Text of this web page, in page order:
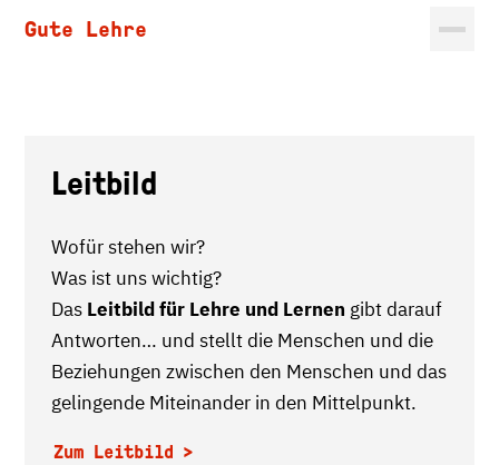
Gute Lehre
Leitbild
Wofür stehen wir?
Was ist uns wichtig?
Das Leitbild für Lehre und Lernen gibt darauf
Antworten… und stellt die Menschen und die
Beziehungen zwischen den Menschen und das
gelingende Miteinander in den Mittelpunkt.
Zum Leitbild